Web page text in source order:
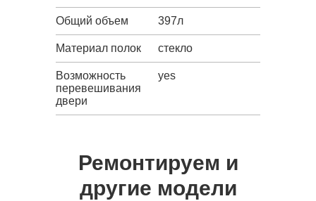
Общий объем 397л
Материал полок стекло
Возможность
перевешивания
двери
yes
Ремонтируем и
другие модели